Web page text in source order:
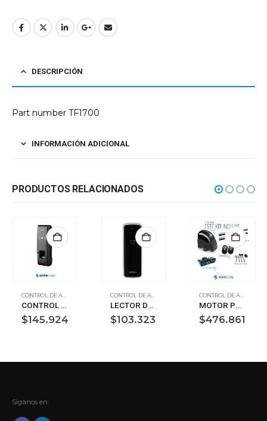
DESCRIPCIÓN
Part number TF1700
INFORMACIÓN ADICIONAL
PRODUCTOS RELACIONADOS
CONTROL DE ACCESO ZKTECO F16+ID
$145.924
LECTOR DE TARJETAS 125 KHZ COMUNICACION RS485 Y WIEGAND APTO INTEMPERIE IP65 MARCA DAHUA (ASR1200D-D)
$103.323
MOTOR PORTON CORREDIZO RCG 650AL KIT COMPLETO 1 CCA + 2TXC + 2CRR15 (KITDZ-650AL)
$476.861
Síganos en: